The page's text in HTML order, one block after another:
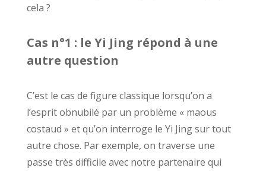
cela ?
Cas n°1 : le Yi Jing répond à une
autre question
C’est le cas de figure classique lorsqu’on a
l’esprit obnubilé par un problème « maous
costaud » et qu’on interroge le Yi Jing sur tout
autre chose. Par exemple, on traverse une
passe très difficile avec notre partenaire qui